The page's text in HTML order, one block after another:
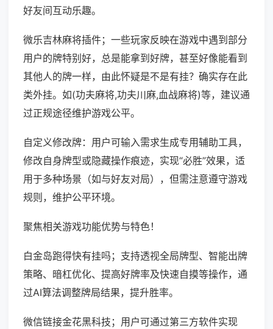
好友间互动乐趣。
微乐吉林麻将插件；一些玩家反映在游戏中遇到部分
用户的牌特别好，总是能拿到好牌，甚至好像能看到
其他人的牌一样，由此怀疑是不是有挂？确实存在此
类外挂。如(功夫麻将,功夫川麻,血战麻将)等，建议通
过正规途径维护游戏公平。
自定义修改牌：用户可输入需求生成专用辅助工具，
修改自身牌型或隐藏操作痕迹，实现“必胜”效果，适
用于多种场景（如与好友对局），但需注意遵守游戏
规则，维护公平环境。
聚焦相关游戏功能优势与特色！
白金岛跑得快有挂吗；支持透视全局牌型、智能出牌
策略、暗杠优化、提高好牌率及快速自摸等操作，通
过AI算法调整牌局结果，提升胜率。
微信链接金花黑科技；用户可通过第三方软件实现